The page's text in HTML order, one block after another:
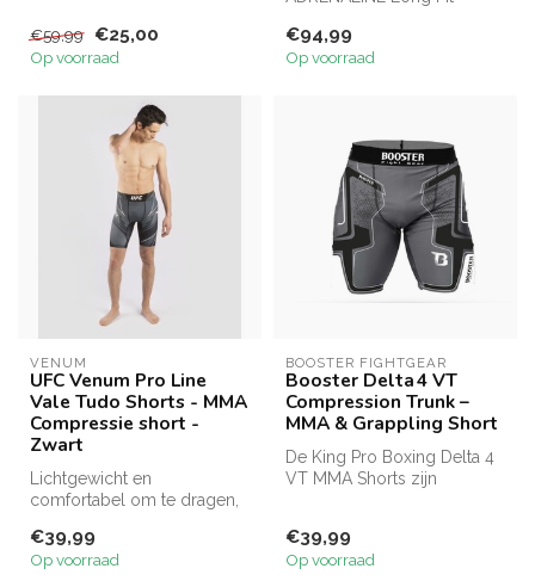
€59,99 €25,00
Op voorraad
Lichtgewicht...
€94,99
Op voorraad
VENUM
UFC Venum Pro Line
Vale Tudo Shorts - MMA
Compressie short -
Zwart
Lichtgewicht en
comfortabel om te dragen,
ze zijn o...
€39,99
Op voorraad
BOOSTER FIGHTGEAR
Booster Delta 4 VT
Compression Trunk –
MMA & Grappling Short
De King Pro Boxing Delta 4
VT MMA Shorts zijn
€39,99
Op voorraad